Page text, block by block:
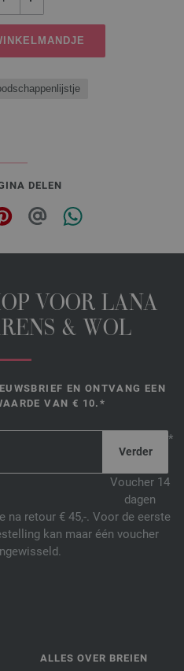
DELEN
VOOR LANA
& WOL
EN ONTVANG EEN
VAN € 10.*
*
Voucher 14
dagen
na retour € 45,-. Voor de eerste
kan maar één voucher
ALLES OVER BREIEN